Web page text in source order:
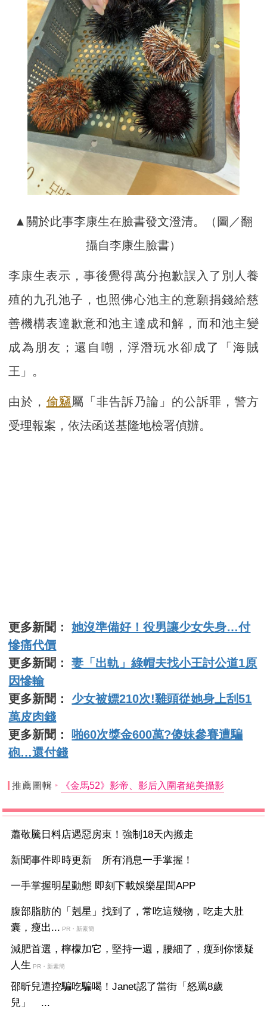
▲關於此事李康生在臉書發文澄清。（圖／翻
攝自李康生臉書）
李康生表示，事後覺得萬分抱歉誤入了別人養
殖的九孔池子，也照佛心池主的意願捐錢給慈
善機構表達歉意和池主達成和解，而和池主變
成為朋友；還自嘲，浮潛玩水卻成了「海賊
王」。
由於， 偷竊屬「非告訴乃論」的公訴罪，警方
受理報案，依法函送基隆地檢署偵辦。
更多新聞：她沒準備好！役男讓少女失身…付
慘痛代價
更多新聞：妻「出軌」綠帽夫找小王討公道1原
因慘輸
更多新聞： 少女被嫖210次!雞頭從她身上刮51
萬皮肉錢
更多新聞： 啪60次獎金600萬?傻妹參賽遭騙
砲…還付錢
推薦圖輯 《金馬52》影帝、影后入圍者絕美攝影
蕭敬騰日料店遇惡房東！強制18天內搬走
新聞事件即時更新 所有消息一手掌握！
一手掌握明星動態 即刻下載娛樂星聞APP
腹部脂肪的「剋星」找到了，常吃這幾物，吃走大肚
囊，瘦出... PR・新素簡
減肥首選，檸檬加它，堅持一週，腰細了，瘦到你懷疑
人生 PR・新素簡
邵昕兒遭控騙吃騙喝！Janet認了當街「怒罵8歲
兒」 ...